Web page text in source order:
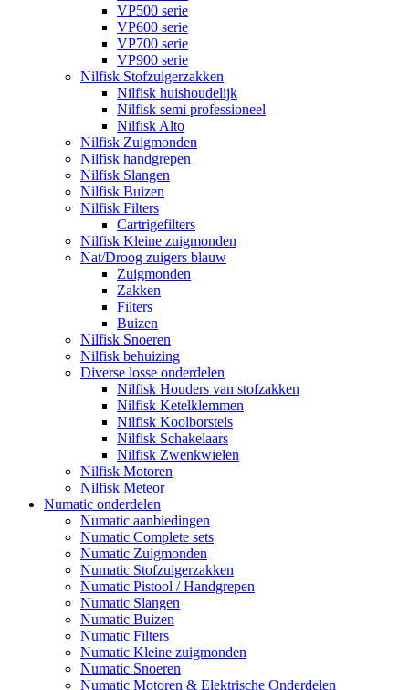
VP500 serie
VP600 serie
VP700 serie
VP900 serie
Nilfisk Stofzuigerzakken
Nilfisk huishoudelijk
Nilfisk semi professioneel
Nilfisk Alto
Nilfisk Zuigmonden
Nilfisk handgrepen
Nilfisk Slangen
Nilfisk Buizen
Nilfisk Filters
​Cartrigefilters
Nilfisk Kleine zuigmonden
Nat/Droog zuigers blauw
Zuigmonden
Zakken
Filters
Buizen
Nilfisk Snoeren
Nilfisk behuizing
Diverse losse onderdelen
Nilfisk Houders van stofzakken
Nilfisk Ketelklemmen
Nilfisk Koolborstels
Nilfisk Schakelaars
Nilfisk Zwenkwielen
Nilfisk Motoren
Nilfisk Meteor
Numatic onderdelen
Numatic aanbiedingen
Numatic Complete sets
Numatic Zuigmonden
Numatic Stofzuigerzakken
Numatic Pistool / Handgrepen
Numatic Slangen
Numatic Buizen
Numatic Filters
Numatic Kleine zuigmonden
Numatic Snoeren
Numatic Motoren & Elektrische Onderdelen